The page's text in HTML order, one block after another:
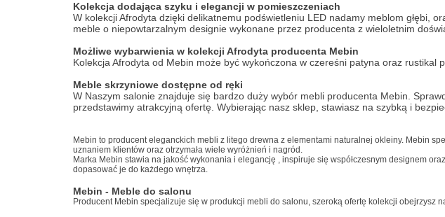
Kolekcja dodająca szyku i elegancji w pomieszczeniach
W kolekcji Afrodyta dzięki delikatnemu podświetleniu LED nadamy meblom głębi,
meble o niepowtarzalnym designie wykonane przez producenta z wieloletnim
Możliwe wybarwienia w kolekcji Afrodyta producenta Mebin
Kolekcja Afrodyta od Mebin może być wykończona w czereśni patyna oraz rustikal
Meble skrzyniowe dostępne od ręki
W Naszym salonie znajduje się bardzo duży wybór mebli producenta Mebin.
przedstawimy atrakcyjną ofertę. Wybierając nasz sklep, stawiasz na szybką i
Mebin to producent eleganckich mebli z litego drewna z elementami naturalnej okleiny. Mebin
uznaniem klientów oraz otrzymała wiele wyróżnień i nagród.
Marka Mebin stawia na jakość wykonania i elegancję , inspiruje się współczesnym designem
dopasować je do każdego wnętrza.
Mebin - Meble do salonu
Producent Mebin specjalizuje się w produkcji mebli do salonu, szeroką ofertę kolekcji obejrzysz